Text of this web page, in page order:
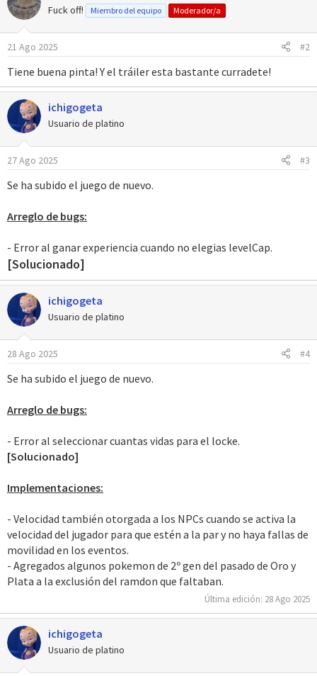
c
o
n
s
:
Fuck off! Miembro del equipo Moderador/a
21 Ago 2025 #2
Tiene buena pinta! Y el tráiler esta bastante curradete!
ichigogeta
Usuario de platino
27 Ago 2025 #3
Se ha subido el juego de nuevo.
Arreglo de bugs:
- Error al ganar experiencia cuando no elegias levelCap.
[Solucionado]
ichigogeta
Usuario de platino
28 Ago 2025 #4
Se ha subido el juego de nuevo.
Arreglo de bugs:
- Error al seleccionar cuantas vidas para el locke.
[Solucionado]
Implementaciones:
- Velocidad también otorgada a los NPCs cuando se activa la
velocidad del jugador para que estén a la par y no haya fallas de
movilidad en los eventos.
- Agregados algunos pokemon de 2º gen del pasado de Oro y
Plata a la exclusión del ramdon que faltaban.
Última edición: 28 Ago 2025
ichigogeta
Usuario de platino